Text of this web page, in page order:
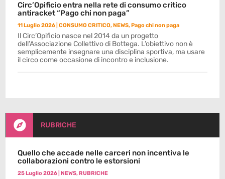
Circ’Opificio entra nella rete di consumo critico
antiracket “Pago chi non paga”
11 Luglio 2026 |CONSUMO CRITICO, NEWS, Pago chi non paga
Il Circ’Opificio nasce nel 2014 da un progetto
dell’Associazione Collettivo di Bottega. L’obiettivo non è
semplicemente insegnare una disciplina sportiva, ma usare
il circo come occasione di incontro e inclusione.
 RUBRICHE
Quello che accade nelle carceri non incentiva le
collaborazioni contro le estorsioni
25 Luglio 2026 NEWS, RUBRICHE